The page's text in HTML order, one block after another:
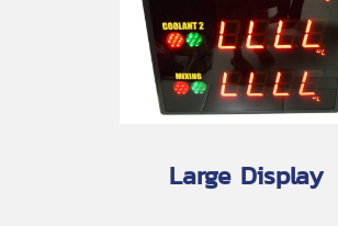
Large Display